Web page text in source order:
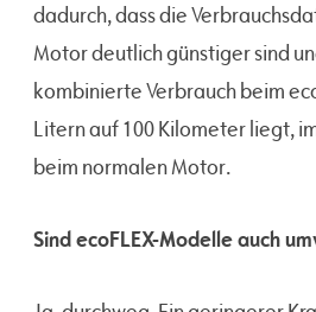
dadurch, dass die
Motor deutlich günstiger sind
kombinierte Verbrauch beim
Litern auf 100 Kilometer liegt,
beim normalen Motor.
Sind ecoFLEX-Modelle auch